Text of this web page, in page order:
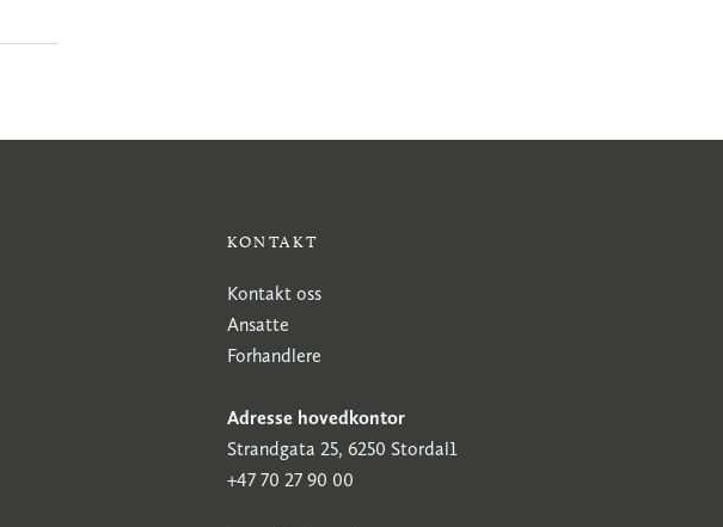
KONTAKT
Kontakt oss
Ansatte
Forhandlere
Adresse hovedkontor
Strandgata 25, 6250 Stordal1
+47 70 27 90 00